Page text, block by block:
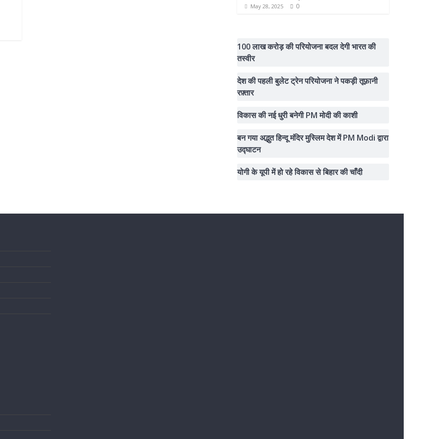
May 28, 2025 0
100 लाख करोड़ की परियोजना बदल देगी भारत की
तस्वीर
देश की पहली बुलेट ट्रेन परियोजना ने पकड़ी तूफ़ानी
रफ़्तार
विकास की नई धुरी बनेगी PM मोदी की काशी
बन गया अद्भुत हिन्दू मंदिर मुस्लिम देश में PM Modi द्वारा
उद्घाटन
योगी के यूपी में हो रहे विकास से बिहार की चाँदी